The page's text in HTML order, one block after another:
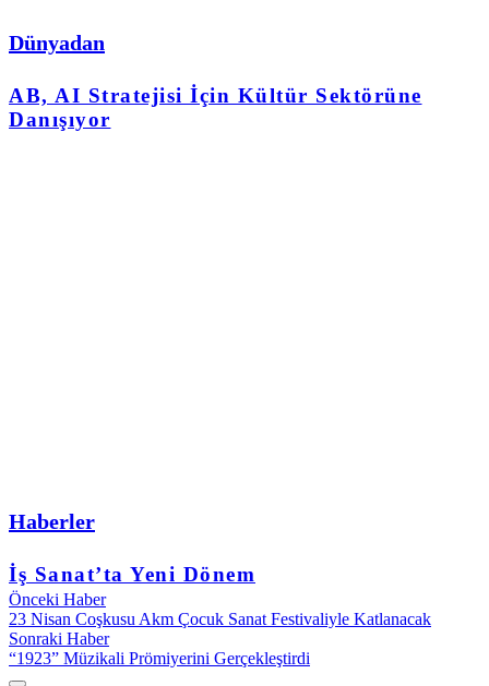
Dünyadan
AB, AI Stratejisi İçin Kültür Sektörüne
Danışıyor
Haberler
İş Sanat’ta Yeni Dönem
Önceki Haber
23 Nisan Coşkusu Akm Çocuk Sanat Festivaliyle Katlanacak
Sonraki Haber
“1923” Müzikali Prömiyerini Gerçekleştirdi